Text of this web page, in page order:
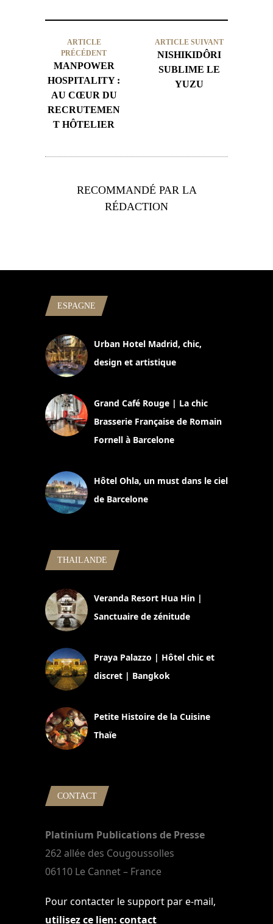
ARTICLE
PRÉCÉDENT
MANPOWER
HOSPITALITY :
AU CŒUR DU
RECRUTEMEN
T HÔTELIER
ARTICLE SUIVANT
NISHIKIDÔRI
SUBLIME LE
YUZU
RECOMMANDÉ PAR LA
RÉDACTION
ESPAGNE
Urban Hotel Madrid, chic,
design et artistique
Grand Café Rouge | La chic
Brasserie Française de Romain
Fornell à Barcelone
Hôtel Ohla, un must dans le ciel
de Barcelone
THAILANDE
Veranda Resort Hua Hin |
Sanctuaire de zénitude
Praya Palazzo | Hôtel chic et
discret | Bangkok
Petite Histoire de la Cuisine
Thaïe
CONTACT
Platinium Publications de Presse
262 allée des Cougoussolles
06110 Le Cannet – France
Pour contacter le support par e-mail,
utilisez ce lien: contact